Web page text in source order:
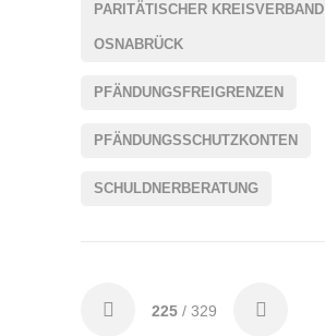
PARITÄTISCHER KREISVERBAND
OSNABRÜCK
PFÄNDUNGSFREIGRENZEN
PFÄNDUNGSSCHUTZKONTEN
SCHULDNERBERATUNG
225 / 329